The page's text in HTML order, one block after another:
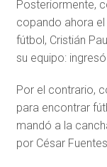
Posteriormente,
copando ahora
fútbol, Cristián
su equipo:
Por el contrario,
para encontrar
mandó a la
por César